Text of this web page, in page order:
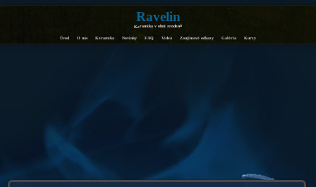
Ravelin
Keramika v ohni zrodená
Úvod O nás Keramika Novinky FAQ Videá Zaujímavé odkazy Galéria Kurzy